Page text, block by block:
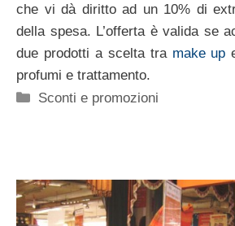
che vi dà diritto ad un 10% di
della spesa. L’offerta è valida se
due prodotti a scelta tra make up
profumi e trattamento.
Categorie
Sconti e promozioni